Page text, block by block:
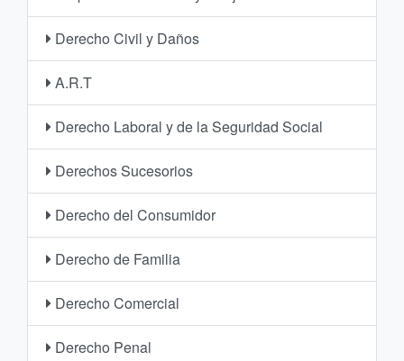
Derecho Civil y Daños
A.R.T
Derecho Laboral y de la Seguridad Social
Derechos Sucesorios
Derecho del Consumidor
Derecho de Familia
Derecho Comercial
Derecho Penal